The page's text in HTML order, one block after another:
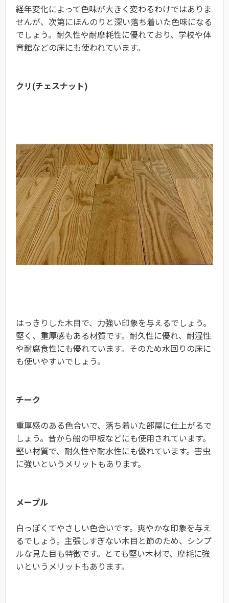
経年変化によって色味が大きく変わるわけではありま
せんが、次第にほんのりと深い落ち着いた色味になる
でしょう。耐久性や耐摩耗性に優れており、学校や体
育館などの床にも使われています。
クリ(チェスナット)
はっきりした木目で、力強い印象を与えるでしょう。
堅く、重厚感もある材質です。耐久性に優れ、耐湿性
や耐腐食性にも優れています。そのため水回りの床に
も使いやすいでしょう。
チーク
重厚感のある色合いで、落ち着いた部屋に仕上がるで
しょう。昔から船の甲板などにも使用されています。
堅い材質で、耐久性や耐水性にも優れています。害虫
に強いというメリットもあります。
メープル
白っぽくてやさしい色合いです。爽やかな印象を与え
るでしょう。主張しすぎない木目と節のため、シンプ
ルな見た目も特徴です。とても堅い木材で、摩耗に強
いというメリットもあります。